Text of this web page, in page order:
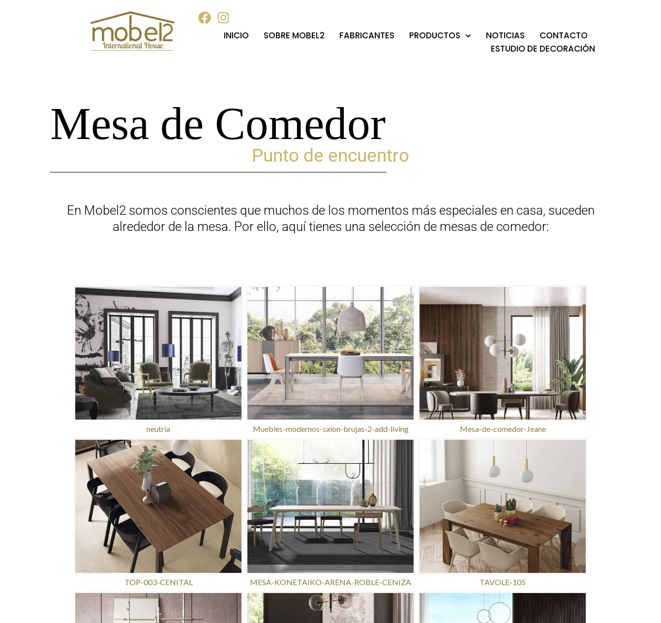
INICIO SOBRE MOBEL2 FABRICANTES PRODUCTOS NOTICIAS
CONTACTO
ESTUDIO DE DECORACIÓN
Mesa de Comedor
Punto de encuentro
En Mobel2 somos conscientes que muchos de los momentos más especiales en casa, suceden
alrededor de la mesa. Por ello, aquí tienes una selección de mesas de comedor:
neutria Muebles-modernos-salon-brujas-2-add-living Mesa-de-comedor-Jeane
TOP-003-CENITAL MESA-KONETAIKO-ARENA-ROBLE-CENIZA TAVOLE-105